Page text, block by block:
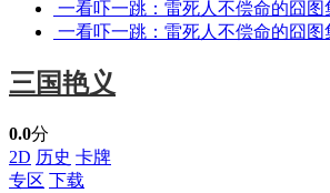
一看吓一跳：雷死人不偿命的囧图
一看吓一跳：雷死人不偿命的囧图
三国艳义
0.0分
2D 历史 卡牌
专区 下载